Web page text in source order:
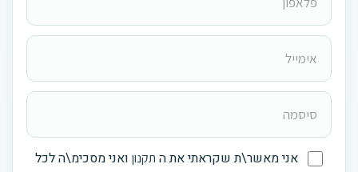
אני מאשר\ת שקראתי את ה תקנון ואני מסכימ\ה לכל